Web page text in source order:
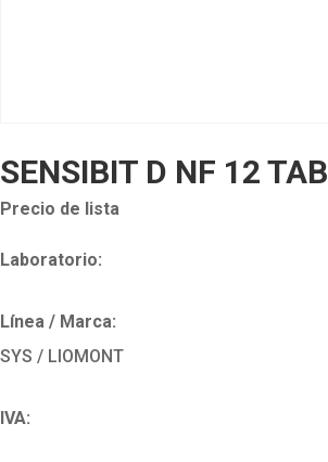
SENSIBIT D NF 12 TAB
Precio de lista
Laboratorio:
Línea / Marca:
SYS / LIOMONT
IVA: